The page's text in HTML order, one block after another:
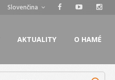
AKTUALITY O HAMÉ
Slovenčina